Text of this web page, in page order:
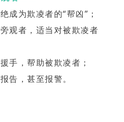
成为欺凌者的“帮凶”；
观者，适当对被欺凌者
手，帮助被欺凌者；
告，甚至报警。